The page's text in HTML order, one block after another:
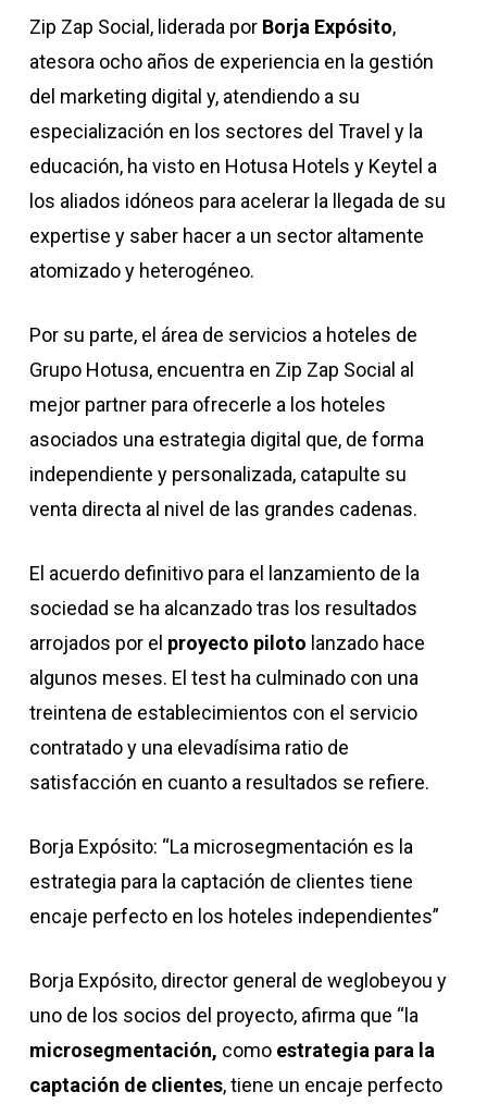
Zip Zap Social, liderada por Borja Expósito,
atesora ocho años de experiencia en la gestión
del marketing digital y, atendiendo a su
especialización en los sectores del Travel y la
educación, ha visto en Hotusa Hotels y Keytel a
los aliados idóneos para acelerar la llegada de su
expertise y saber hacer a un sector altamente
atomizado y heterogéneo.
Por su parte, el área de servicios a hoteles de
Grupo Hotusa, encuentra en Zip Zap Social al
mejor partner para ofrecerle a los hoteles
asociados una estrategia digital que, de forma
independiente y personalizada, catapulte su
venta directa al nivel de las grandes cadenas.
El acuerdo definitivo para el lanzamiento de la
sociedad se ha alcanzado tras los resultados
arrojados por el proyecto piloto lanzado hace
algunos meses. El test ha culminado con una
treintena de establecimientos con el servicio
contratado y una elevadísima ratio de
satisfacción en cuanto a resultados se refiere.
Borja Expósito: “La microsegmentación es la
estrategia para la captación de clientes tiene
encaje perfecto en los hoteles independientes”
Borja Expósito, director general de weglobeyou y
uno de los socios del proyecto, afirma que “la
microsegmentación, como estrategia para la
captación de clientes, tiene un encaje perfecto